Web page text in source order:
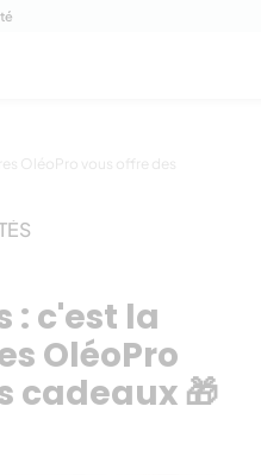
OléoPro vous offre des
: c'est la
OléoPro
cadeaux 🎁